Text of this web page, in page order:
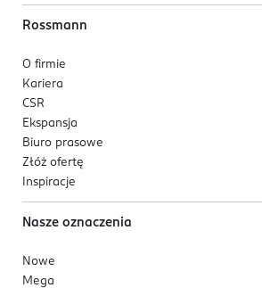
Rossmann
O firmie
Kariera
CSR
Ekspansja
Biuro prasowe
Złóż ofertę
Inspiracje
Nasze oznaczenia
Nowe
Mega